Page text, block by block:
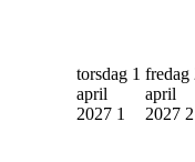
torsdag 1
april
2027 1
fredag
april
2027 2